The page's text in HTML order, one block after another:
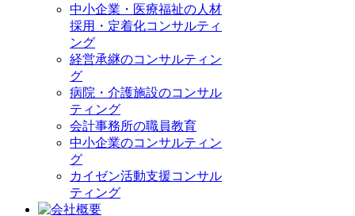
中小企業・医療福祉の人材
採用・定着化コンサルティ
ング
経営承継のコンサルティン
グ
病院・介護施設のコンサル
ティング
会計事務所の職員教育
中小企業のコンサルティン
グ
カイゼン活動支援コンサル
ティング